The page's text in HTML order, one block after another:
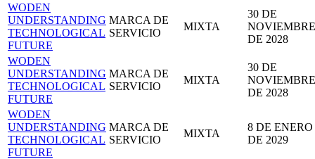
WODEN
UNDERSTANDING
TECHNOLOGICAL
FUTURE
MARCA DE
SERVICIO
MIXTA
30 DE
NOVIEMBRE
DE 2028
WODEN
UNDERSTANDING
TECHNOLOGICAL
FUTURE
MARCA DE
SERVICIO
MIXTA
30 DE
NOVIEMBRE
DE 2028
WODEN
UNDERSTANDING
TECHNOLOGICAL
FUTURE
MARCA DE
SERVICIO
MIXTA
8 DE ENERO
DE 2029